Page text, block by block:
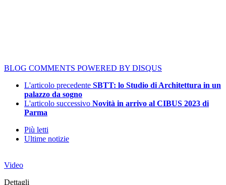
BLOG COMMENTS POWERED BY DISQUS
L'articolo precedente SBTT: lo Studio di Architettura in un
palazzo da sogno
L'articolo successivo Novità in arrivo al CIBUS 2023 di
Parma
Più letti
Ultime notizie
Video
Dettagli